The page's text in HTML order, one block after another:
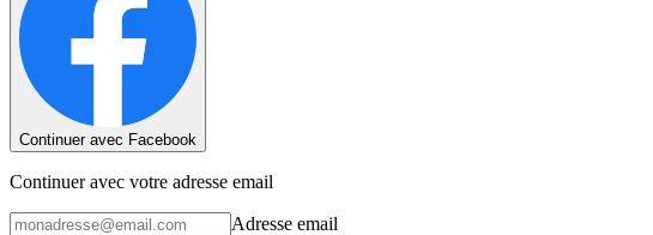
Continuer avec Facebook
Continuer avec votre adresse email
Adresse email